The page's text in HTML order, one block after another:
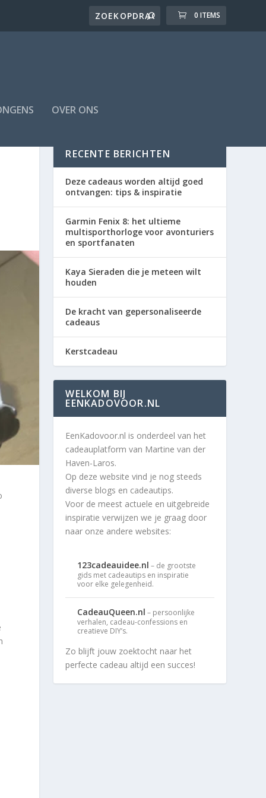
0 ITEMS
OVER ONS
RECENTE BERICHTEN
Deze cadeaus worden altijd goed
ontvangen: tips & inspiratie
Garmin Fenix 8: het ultieme
multisporthorloge voor avonturiers
en sportfanaten
Kaya Sieraden die je meteen wilt
houden
De kracht van gepersonaliseerde
cadeaus
Kerstcadeau
WELKOM BIJ
EENKADOVOOR.NL
EenKadovoor.nl is onderdeel van het
cadeauplatform van Martine van der
Haven-Laros.
Op deze website vind je nog steeds
diverse blogs en cadeautips.
Voor de meest actuele en uitgebreide
inspiratie verwijzen we je graag door
naar onze andere websites:
123cadeauidee.nl – de grootste
gids met cadeautips en inspiratie
voor elke gelegenheid.
CadeauQueen.nl – persoonlijke
verhalen, cadeau-confessions en
creatieve DIY’s.
Zo blijft jouw zoektocht naar het
perfecte cadeau altijd een succes!